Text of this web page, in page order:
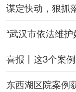
谋定快动，狠
“武汉市依法维
喜报丨这3个案
东西湖区院案例